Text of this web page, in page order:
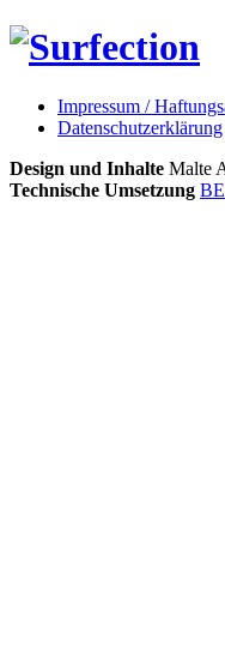
Impressum /
Datenschutzerklärung
Design und Inhalte Malte
Technische Umsetzung